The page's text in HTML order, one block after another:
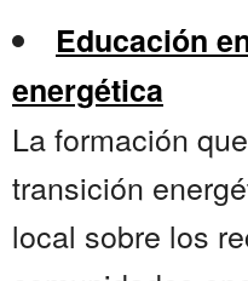
Educación
energética
La formación
transición
local sobre los